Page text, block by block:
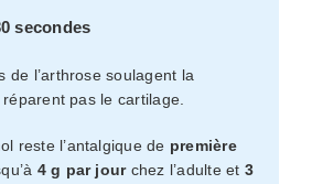
secondes
de l’arthrose soulagent la
pas le cartilage.
reste l’antalgique de première
4 g par jourchez l’adulte et 3